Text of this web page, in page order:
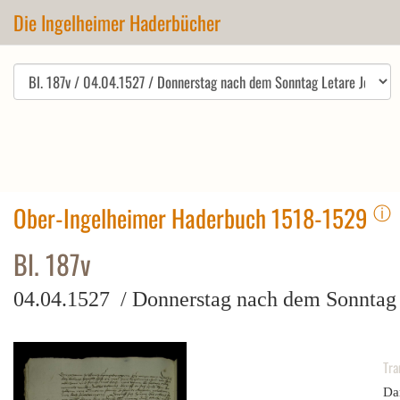
Die Ingelheimer Haderbücher
Ober-Ingelheimer Haderbuch 1518-1529 ⓘ
Bl. 187v
04.04.1527 / Donnerstag nach dem